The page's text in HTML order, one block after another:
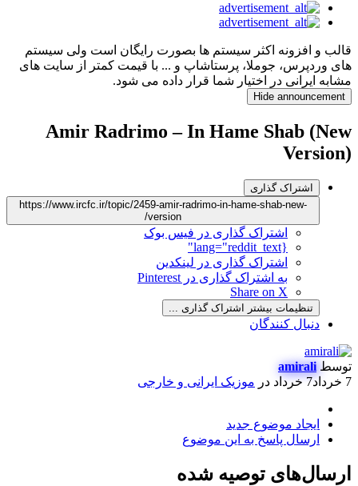
قالب و افزونه اکثر سیستم ها بصورت رایگان است ولی سیستم
های وردپرس، جوملا، پرستاشاپ و ... با قیمت کمتر از سایت های
مشابه ایرانی در اختیار شما قرار داده می شود.
Hide announcement
Amir Radrimo – In Hame Shab (New
Version)
اشتراک گذاری
https://www.ircfc.ir/topic/2459-amir-radrimo-in-hame-shab-new-
version/
اشتراک گذاری در فیس بوک
{lang="reddit_text"
اشتراک گذاری در لینکدین
به اشتراک گذاری در Pinterest
Share on X
تنظیمات بیشتر اشتراک گذاری ...
دنبال کنندگان
توسطamirali
7 خرداد
7 خرداد در موزیک ایرانی و خارجی
ایجاد موضوع جدید
ارسال پاسخ به این موضوع
ارسال‌های توصیه شده